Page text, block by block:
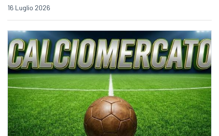
16 Luglio 2026